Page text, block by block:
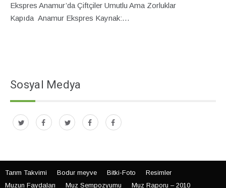
Ekspres Anamur’da Çiftçiler Umutlu Ama Zorluklar
Kapıda Anamur Ekspres Kaynak:…
Sosyal Medya
Tarım Takvimi Bodur meyve Bitki-Foto
Resimler
Muzun Faydaları
Muz Sempozyumu Muz Raporu – 2010